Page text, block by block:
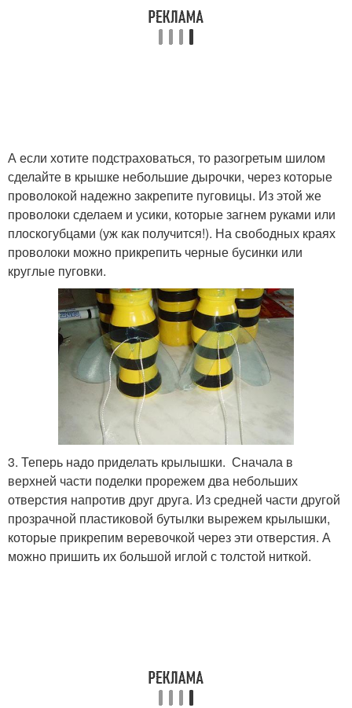
А если хотите подстраховаться, то разогретым шилом
сделайте в крышке небольшие дырочки, через которые
проволокой надежно закрепите пуговицы. Из этой же
проволоки сделаем и усики, которые загнем руками или
плоскогубцами (уж как получится!). На свободных краях
проволоки можно прикрепить черные бусинки или
круглые пуговки.
3. Теперь надо приделать крылышки. Сначала в
верхней части поделки прорежем два небольших
отверстия напротив друг друга. Из средней части другой
прозрачной пластиковой бутылки вырежем крылышки,
которые прикрепим веревочкой через эти отверстия. А
можно пришить их большой иглой с толстой ниткой.